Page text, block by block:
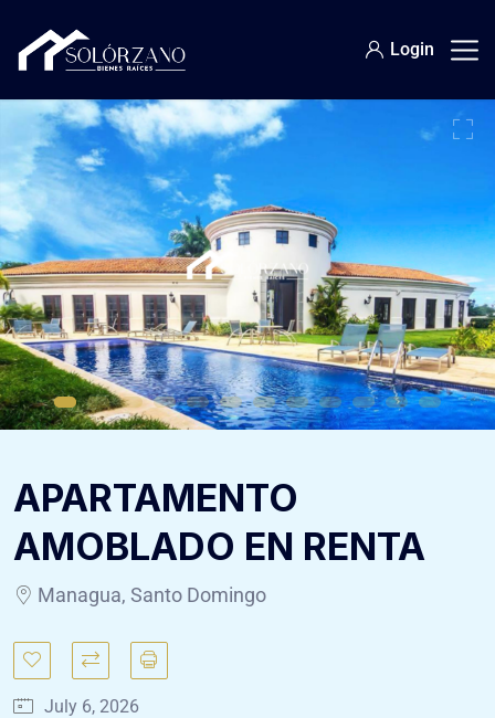
Login
APARTAMENTO
AMOBLADO EN RENTA
Managua, Santo Domingo
July 6, 2026